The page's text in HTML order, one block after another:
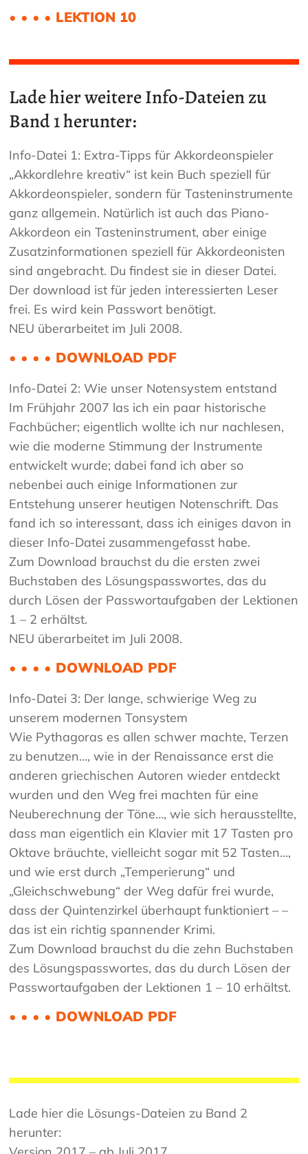
• • • • LEKTION 10
Lade hier weitere Info-Dateien zu
Band 1 herunter:
Info-Datei 1: Extra-Tipps für Akkordeonspieler
„Akkordlehre kreativ“ ist kein Buch speziell für
Akkordeonspieler, sondern für Tasteninstrumente
ganz allgemein. Natürlich ist auch das Piano-
Akkordeon ein Tasteninstrument, aber einige
Zusatzinformationen speziell für Akkordeonisten
sind angebracht. Du findest sie in dieser Datei.
Der download ist für jeden interessierten Leser
frei. Es wird kein Passwort benötigt.
NEU überarbeitet im Juli 2008.
• • • • DOWNLOAD PDF
Info-Datei 2: Wie unser Notensystem entstand
Im Frühjahr 2007 las ich ein paar historische
Fachbücher; eigentlich wollte ich nur nachlesen,
wie die moderne Stimmung der Instrumente
entwickelt wurde; dabei fand ich aber so
nebenbei auch einige Informationen zur
Entstehung unserer heutigen Notenschrift. Das
fand ich so interessant, dass ich einiges davon in
dieser Info-Datei zusammengefasst habe.
Zum Download brauchst du die ersten zwei
Buchstaben des Lösungspasswortes, das du
durch Lösen der Passwortaufgaben der Lektionen
1 – 2 erhältst.
NEU überarbeitet im Juli 2008.
• • • • DOWNLOAD PDF
Info-Datei 3: Der lange, schwierige Weg zu
unserem modernen Tonsystem
Wie Pythagoras es allen schwer machte, Terzen
zu benutzen…, wie in der Renaissance erst die
anderen griechischen Autoren wieder entdeckt
wurden und den Weg frei machten für eine
Neuberechnung der Töne…, wie sich herausstellte,
dass man eigentlich ein Klavier mit 17 Tasten pro
Oktave bräuchte, vielleicht sogar mit 52 Tasten…,
und wie erst durch „Temperierung“ und
„Gleichschwebung“ der Weg dafür frei wurde,
dass der Quintenzirkel überhaupt funktioniert – –
das ist ein richtig spannender Krimi.
Zum Download brauchst du die zehn Buchstaben
des Lösungspasswortes, das du durch Lösen der
Passwortaufgaben der Lektionen 1 – 10 erhältst.
• • • • DOWNLOAD PDF
Lade hier die Lösungs-Dateien zu Band 2
herunter: